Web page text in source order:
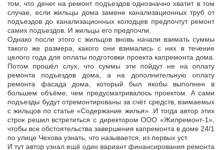
том, что денег на ремонт подъездов однозначно хватит в том
случае, если жильцы дома замене канализационных труб от
подъездов до канализационных колодцев предпочтут ремонт
самих подъездов. И жильцы его предпочли.
Однако после этого с жильцов вновь начали взимать суммы
такого же размера, какого они взимались с них в течение
целого года для оплаты подготовки проекта капремонта дома.
Потом прошёл слух, что суммы эти пойдут не на оплату
ремонта подъездов дома, а на дополнительную оплату
ремонта фасада дома, который был якобы выполнен в
большем объёме, чем предусматривалось проектом. А сами
подъезды будут отремонтированы за счёт средств, взимаемых
с жильцов по статье «Содержание жилья». И тогда автор этих
строк решил встретиться с директором ООО «Жилремонт-1»,
чтобы все обстоятельства завершения капремонта в доме 24/1
по улице Чехова узнать, что называется, из первых уст.
И тут автор узнал ещё один вариант финансирования ремонта